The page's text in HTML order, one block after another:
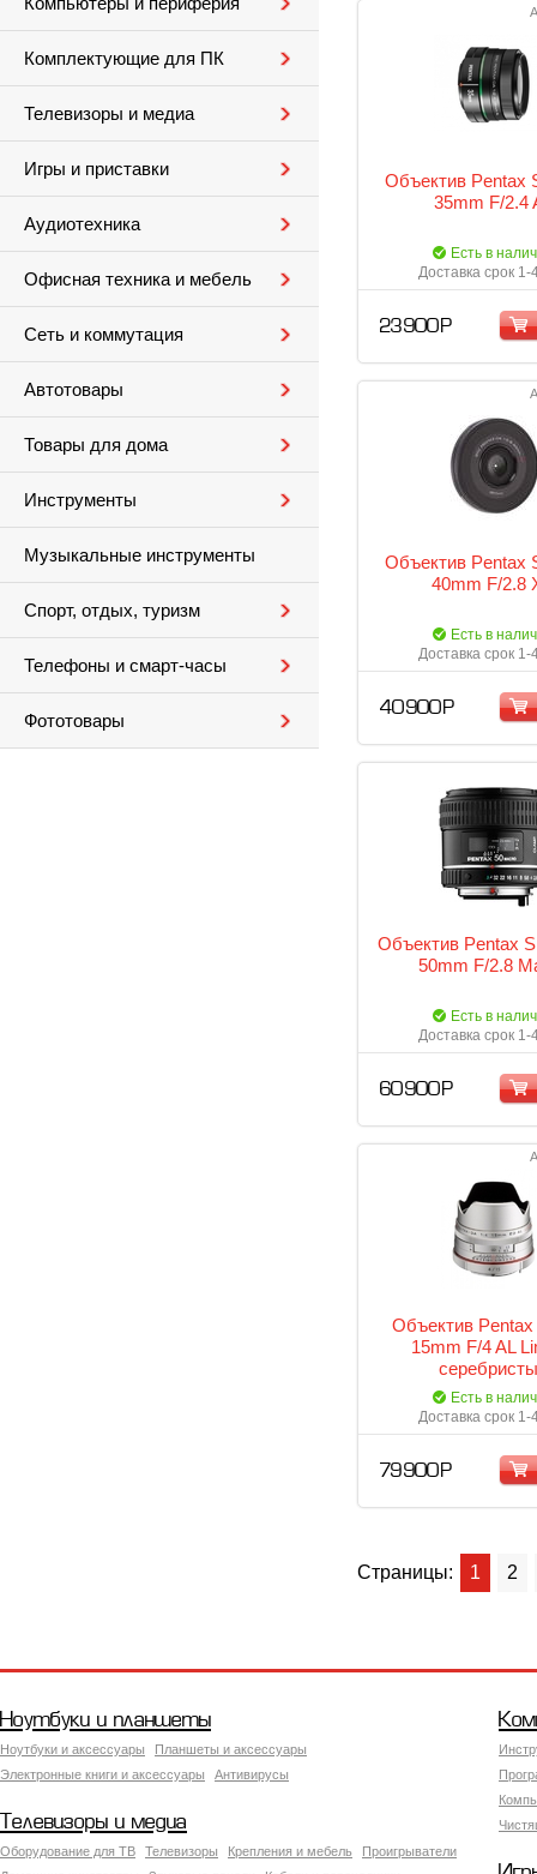
Комплектующие для ПК
Телевизоры и медиа
Игры и приставки
Аудиотехника
Офисная техника и мебель
Сеть и коммутация
Автотовары
Товары для дома
Инструменты
Музыкальные инструменты
Спорт, отдых, туризм
Телефоны и смарт-часы
Фототовары
Объектив Pentax
35mm F/2.4
Есть в
Доставка срок 1-
23 900 Р
Объектив Pentax
40mm F/2.8
Есть в
Доставка срок 1-
40 900 Р
Объектив Pentax
50mm F/2.8
Есть в
Доставка срок 1-
60 900 Р
Объектив
15mm F/4 AL
Есть в
Доставка срок 1-
79 900 Р
Страницы: 1 2
Ноутбуки и планшеты
Ноутбуки и аксессуары
Планшеты и аксессуары
Электронные книги и аксессуары
Антивирусы
Телевизоры и медиа
Оборудование для ТВ Телевизоры Крепления и мебель
Проигрыватели